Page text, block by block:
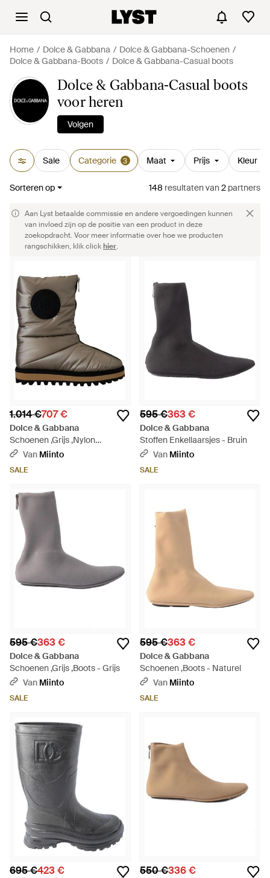
Home Dolce & Gabbana
Dolce & Gabbana-Schoenen
Dolce & Gabbana-Boots
Dolce & Gabbana-Casual boots
Dolce & Gabbana-Casual boots
voor heren
Volgen
Sale Categorie 3 Maat Prijs Kleur
Sorteren op 148 resultatenvan2 partners
Aan Lyst betaalde commissie en andere vergoedingen kunnen
van invloed zijn op de positie van een product in deze
zoekopdracht. Voor meer informatie over hoe we producten
rangschikken, klik clickhier.
1.014 €707 €
Dolce & Gabbana
Schoenen ,Grijs ,Nylon
Gepolsterde Nylon Laarzen -
Van Miinto
SALE
595 €363 €
Dolce & Gabbana
Stoffen Enkellaarsjes - Bruin
Van Miinto
SALE
595 €363 €
Dolce & Gabbana
Schoenen ,Grijs ,Boots - Grijs
Van Miinto
SALE
595 €363 €
Dolce & Gabbana
Schoenen ,Boots - Naturel
Van Miinto
SALE
695 €423 € 550 €336 €